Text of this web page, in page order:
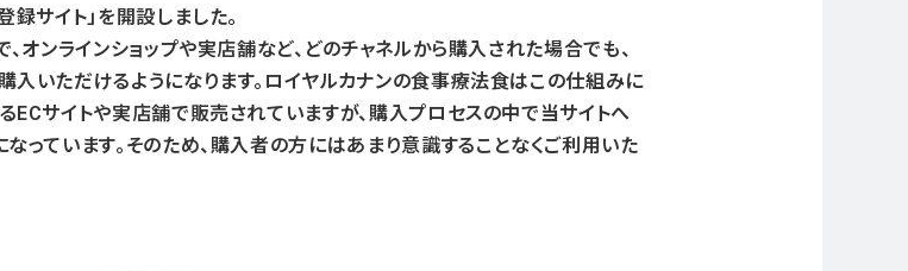
サイト」を開設しました。
オンラインショップや実店舗など、どのチャネルから購入された場合でも、
いただけるようになります。ロイヤルカナンの食事療法食はこの仕組みに
サイトや実店舗で販売されていますが、購入プロセスの中で当サイトへ
っています。そのため、購入者の方にはあまり意識することなくご利用いた